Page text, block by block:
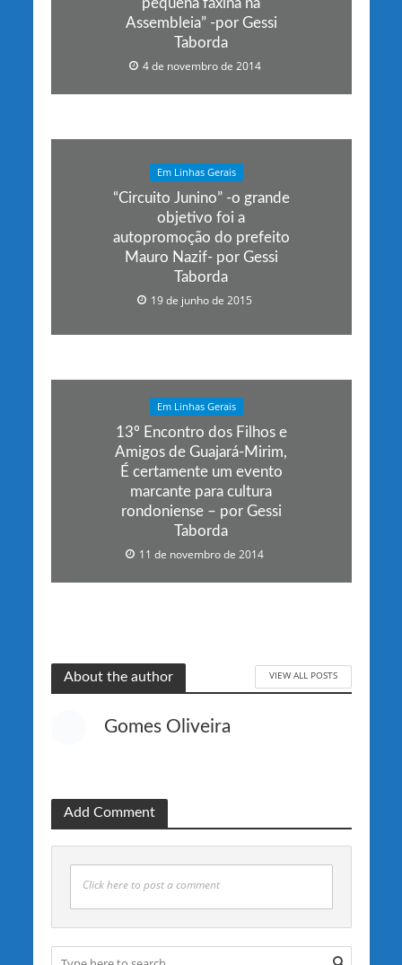
Assembleia” -por Gessi
Taborda
4 de novembro de 2014
Em Linhas Gerais
“Circuito Junino” -o grande
objetivo foi a
autopromoção do prefeito
Mauro Nazif- por Gessi
Taborda
19 de junho de 2015
Em Linhas Gerais
13º Encontro dos Filhos e
Amigos de Guajará-Mirim,
É certamente um evento
marcante para cultura
rondoniense – por Gessi
Taborda
11 de novembro de 2014
About the author VIEW ALL POSTS
Gomes Oliveira
Add Comment
Click here to post a comment